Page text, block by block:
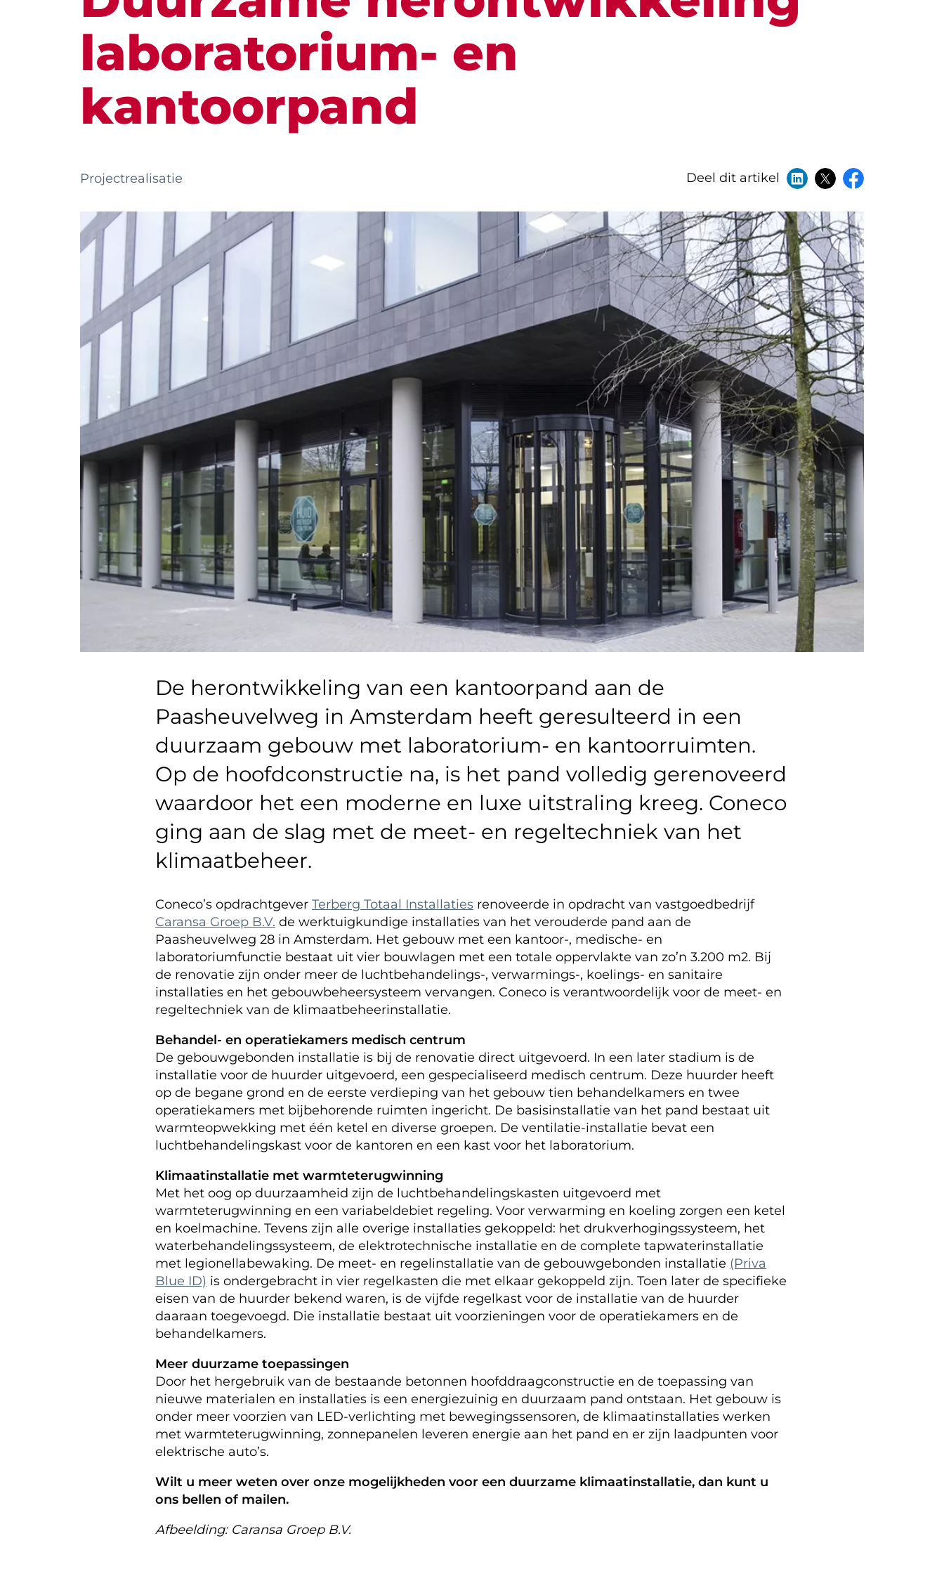
laboratorium- en
kantoorpand
Projectrealisatie Deel dit artikel
De herontwikkeling van een kantoorpand aan de
Paasheuvelweg in Amsterdam heeft geresulteerd in een
duurzaam gebouw met laboratorium- en kantoorruimten.
Op de hoofdconstructie na, is het pand volledig gerenoveerd
waardoor het een moderne en luxe uitstraling kreeg. Coneco
ging aan de slag met de meet- en regeltechniek van het
klimaatbeheer.
Coneco’s opdrachtgever Terberg Totaal Installaties renoveerde in opdracht van vastgoedbedrijf
Caransa Groep B.V. de werktuigkundige installaties van het verouderde pand aan de
Paasheuvelweg 28 in Amsterdam. Het gebouw met een kantoor-, medische- en
laboratoriumfunctie bestaat uit vier bouwlagen met een totale oppervlakte van zo’n 3.200 m2. Bij
de renovatie zijn onder meer de luchtbehandelings-, verwarmings-, koelings- en sanitaire
installaties en het gebouwbeheersysteem vervangen. Coneco is verantwoordelijk voor de meet- en
regeltechniek van de klimaatbeheerinstallatie.
Behandel- en operatiekamers medisch centrum
De gebouwgebonden installatie is bij de renovatie direct uitgevoerd. In een later stadium is de
installatie voor de huurder uitgevoerd, een gespecialiseerd medisch centrum. Deze huurder heeft
op de begane grond en de eerste verdieping van het gebouw tien behandelkamers en twee
operatiekamers met bijbehorende ruimten ingericht. De basisinstallatie van het pand bestaat uit
warmteopwekking met één ketel en diverse groepen. De ventilatie-installatie bevat een
luchtbehandelingskast voor de kantoren en een kast voor het laboratorium.
Klimaatinstallatie met warmteterugwinning
Met het oog op duurzaamheid zijn de luchtbehandelingskasten uitgevoerd met
warmteterugwinning en een variabeldebiet regeling. Voor verwarming en koeling zorgen een ketel
en koelmachine. Tevens zijn alle overige installaties gekoppeld: het drukverhogingssysteem, het
waterbehandelingssysteem, de elektrotechnische installatie en de complete tapwaterinstallatie
met legionellabewaking. De meet- en regelinstallatie van de gebouwgebonden installatie (Priva
Blue ID) is ondergebracht in vier regelkasten die met elkaar gekoppeld zijn. Toen later de specifieke
eisen van de huurder bekend waren, is de vijfde regelkast voor de installatie van de huurder
daaraan toegevoegd. Die installatie bestaat uit voorzieningen voor de operatiekamers en de
behandelkamers.
Meer duurzame toepassingen
Door het hergebruik van de bestaande betonnen hoofddraagconstructie en de toepassing van
nieuwe materialen en installaties is een energiezuinig en duurzaam pand ontstaan. Het gebouw is
onder meer voorzien van LED-verlichting met bewegingssensoren, de klimaatinstallaties werken
met warmteterugwinning, zonnepanelen leveren energie aan het pand en er zijn laadpunten voor
elektrische auto’s.
Wilt u meer weten over onze mogelijkheden voor een duurzame klimaatinstallatie, dan kunt u
ons bellen of mailen.
Afbeelding: Caransa Groep B.V.